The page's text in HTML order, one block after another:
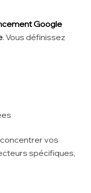
Google
. Vous définissez
vos
spécifiques,